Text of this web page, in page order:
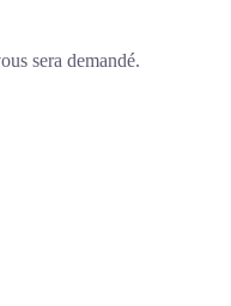
sera demandé.